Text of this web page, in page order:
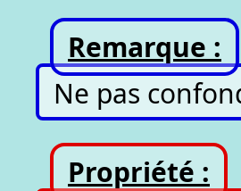
Remarque :
Ne pas
Propriété :